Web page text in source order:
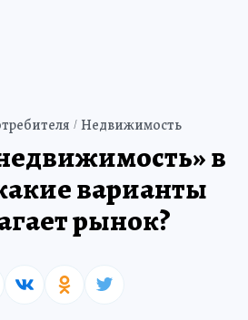
Недвижимость
в
варианты
рынок?